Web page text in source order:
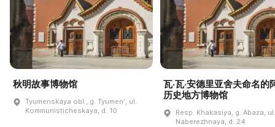
秋明故事博物馆
Tyumenskaya obl., g. Tyumenʹ, ul.
Kommunisticheskaya, d. 10
瓦·瓦·安德里亚舍夫命名的
历史地方博物馆
Resp. Khakasiya, g. Abaza, ul.
Naberezhnaya, d. 24